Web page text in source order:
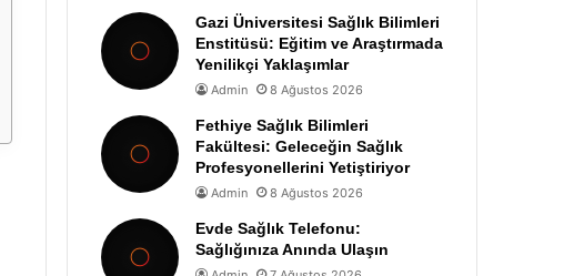
Gazi Üniversitesi Sağlık Bilimleri
Enstitüsü: Eğitim ve Araştırmada
Yenilikçi Yaklaşımlar
Admin 8 Ağustos 2026
Fethiye Sağlık Bilimleri
Fakültesi: Geleceğin Sağlık
Profesyonellerini Yetiştiriyor
Admin 8 Ağustos 2026
Evde Sağlık Telefonu:
Sağlığınıza Anında Ulaşın